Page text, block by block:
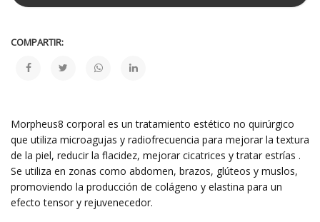
COMPARTIR:
Morpheus8 corporal es un tratamiento estético no quirúrgico
que utiliza microagujas y radiofrecuencia para mejorar la textura
de la piel, reducir la flacidez, mejorar cicatrices y tratar estrías .
Se utiliza en zonas como abdomen, brazos, glúteos y muslos,
promoviendo la producción de colágeno y elastina para un
efecto tensor y rejuvenecedor.